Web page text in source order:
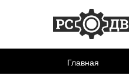
Перейти к основному содержанию
Главная